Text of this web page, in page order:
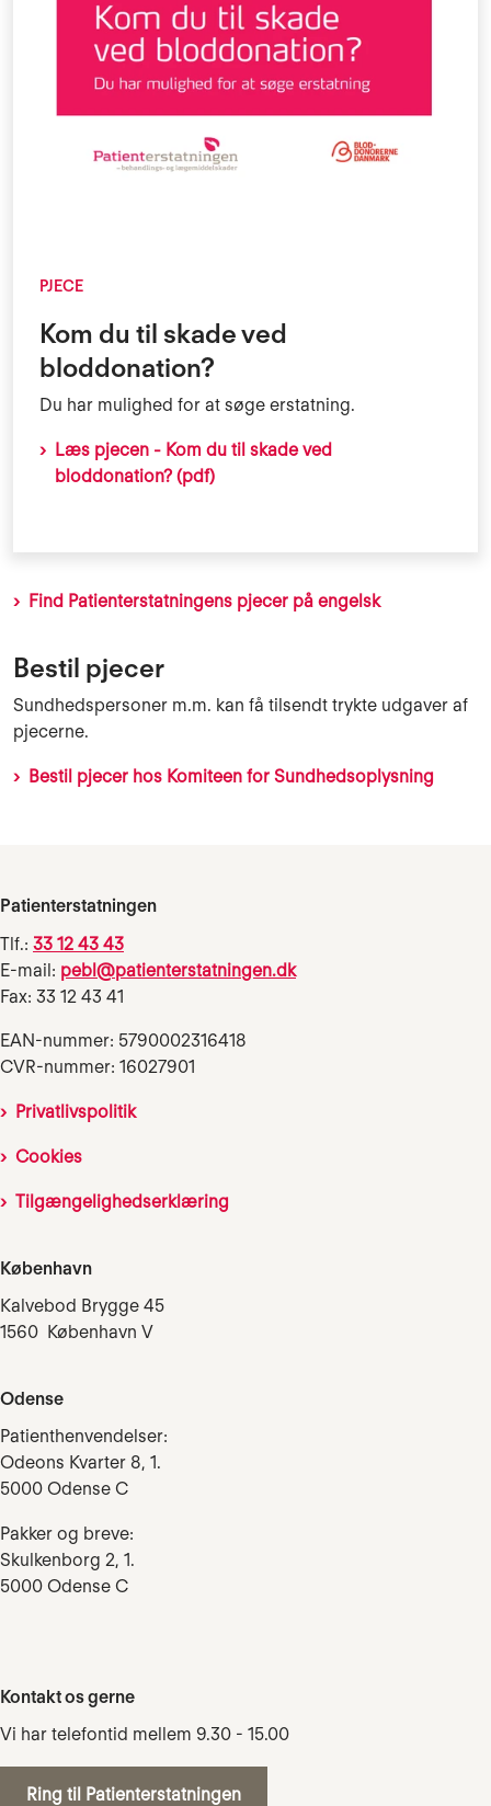
PJECE
Kom du til skade ved
bloddonation?
Du har mulighed for at søge erstatning.
Læs pjecen - Kom du til skade ved
bloddonation? (pdf)
Find Patienterstatningens pjecer på engelsk
Bestil pjecer
Sundhedspersoner m.m. kan få tilsendt trykte udgaver af
pjecerne.
Bestil pjecer hos Komiteen for Sundhedsoplysning
Patienterstatningen
Tlf.: 33 12 43 43
E-mail: pebl@patienterstatningen.dk
Fax: 33 12 43 41
EAN-nummer: 5790002316418
CVR-nummer: 16027901
Privatlivspolitik
Cookies
Tilgængelighedserklæring
København
Kalvebod Brygge 45
1560 København V
Odense
Patienthenvendelser:
Odeons Kvarter 8, 1.
5000 Odense C
Pakker og breve:
Skulkenborg 2, 1.
5000 Odense C
Kontakt os gerne
Vi har telefontid mellem 9.30 - 15.00
Ring til Patienterstatningen